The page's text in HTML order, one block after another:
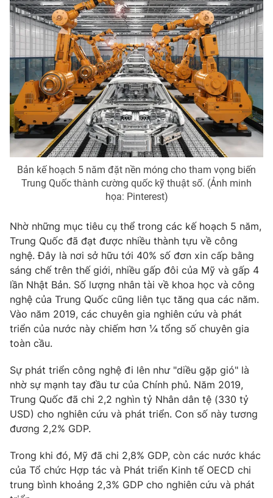
Video Shorts video
VTV Money VTV Thể thao
VTV Sức khoẻ Bất động sản
Thị trường 24h Tấm lòng Việt
VTV4 Vươn mình bằng AI
VTV9 VTV8
Liên hệ tòa soạn English
THỜI BÁO VTV
Theo dõi báo trên
Cơ quan chủ quản:
Đài Truyền hình Việt Nam
Cơ quan báo chí:
Thời báo VTV
Giấy phép hoạt động báo in và báo điện tử số 483/GP-BTTTT
cấp ngày 29/12/2023
Phó Tổng Biên tập: Nguyễn Thị Mỹ Hạnh, Phạm Quốc Thắng,
Nguyễn Trọng Ninh
Tổng đài VTV:024.38 355 931 - 024.38 355 932
Bản kế hoạch 5 năm đặt nền móng cho tham vọng biến
Trung Quốc thành cường quốc kỹ thuật số. (Ảnh minh
họa: Pinterest)
Nhờ những mục tiêu cụ thể trong các kế hoạch 5 năm,
Trung Quốc đã đạt được nhiều thành tựu về công
nghệ. Đây là nơi sở hữu tới 40% số đơn xin cấp bằng
sáng chế trên thế giới, nhiều gấp đôi của Mỹ và gấp 4
lần Nhật Bản. Số lượng nhân tài về khoa học và công
nghệ của Trung Quốc cũng liên tục tăng qua các năm.
Vào năm 2019, các chuyên gia nghiên cứu và phát
triển của nước này chiếm hơn ¼ tổng số chuyên gia
toàn cầu.
Sự phát triển công nghệ đi lên như "diều gặp gió" là
nhờ sự mạnh tay đầu tư của Chính phủ. Năm 2019,
Trung Quốc đã chi 2,2 nghìn tỷ Nhân dân tệ (330 tỷ
USD) cho nghiên cứu và phát triển. Con số này tương
đương 2,2% GDP.
Trong khi đó, Mỹ đã chi 2,8% GDP, còn các nước khác
của Tổ chức Hợp tác và Phát triển Kinh tế OECD chi
trung bình khoảng 2,3% GDP cho nghiên cứu và phát